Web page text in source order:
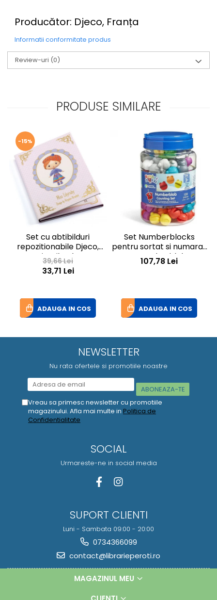
Producător: Djeco, Franța
Informatii conformitate produs
Review-uri (0)
PRODUSE SIMILARE
-15%
Set cu abtibilduri
repozitionabile Djeco,
Miss Lilyruby
39,66 Lei
33,71 Lei
ADAUGA IN COS
Set Numberblocks
pentru sortat si numarat
- Numberblob
107,78 Lei
ADAUGA IN COS
NEWSLETTER
Nu rata ofertele si promotiile noastre
Vreau sa primesc newsletter cu promotiile
magazinului. Afla mai multe in Politica de
Confidentialitate
SOCIAL
Urmareste-ne in social media
SUPORT CLIENTI
Luni - Sambata 09:00 - 20:00
0734366099
contact@librarieperoti.ro
MAGAZINUL MEU